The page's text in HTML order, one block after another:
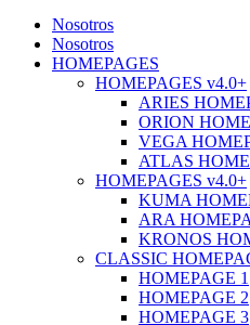
Nosotros
Nosotros
HOMEPAGES
HOMEPAGES v4.0+
ARIES
ORION
VEGA
ATLAS
HOMEPAGES v4.0+
KUMA
ARA
KRONOS
CLASSIC
HOMEPAGE 1
HOMEPAGE 2
HOMEPAGE 3